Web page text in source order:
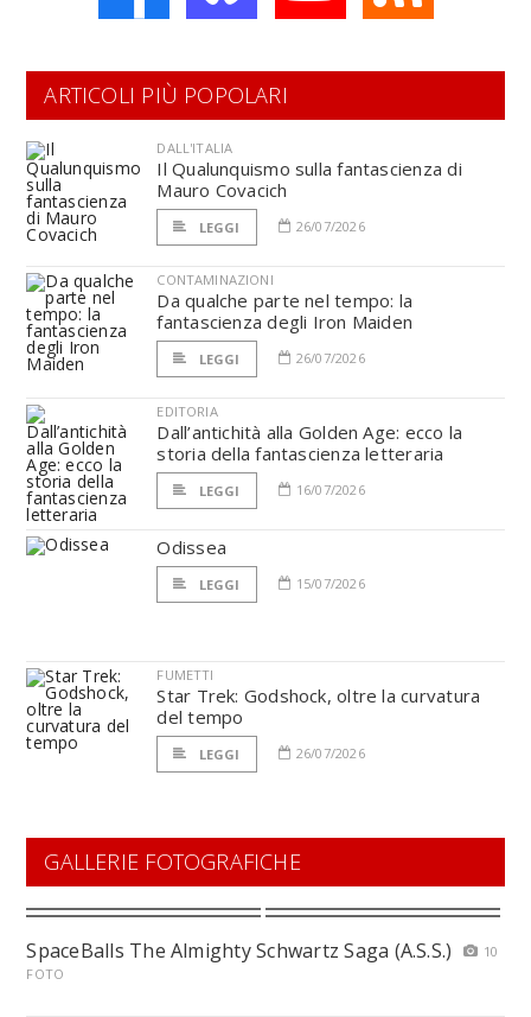
ARTICOLI PIÙ POPOLARI
DALL'ITALIA
Il Qualunquismo sulla fantascienza di
Mauro Covacich
LEGGI 26/07/2026
CONTAMINAZIONI
Da qualche parte nel tempo: la
fantascienza degli Iron Maiden
LEGGI 26/07/2026
EDITORIA
Dall’antichità alla Golden Age: ecco la
storia della fantascienza letteraria
LEGGI 16/07/2026
Odissea
LEGGI 15/07/2026
FUMETTI
Star Trek: Godshock, oltre la curvatura
del tempo
LEGGI 26/07/2026
GALLERIE FOTOGRAFICHE
SpaceBalls The Almighty Schwartz Saga (A.S.S.)
10
FOTO